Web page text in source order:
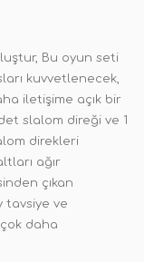
Bu oyun seti
kuvvetlenecek,
iletişime açık bir
slalom direği ve 1
direkleri
ağır
çıkan
tavsiye ve
daha